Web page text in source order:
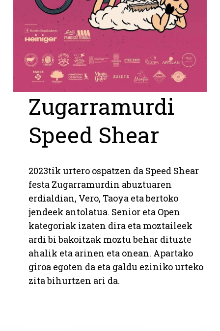
Zugarramurdi
Speed Shear
2023tik urtero ospatzen da Speed Shear
festa Zugarramurdin abuztuaren
erdialdian, Vero, Taoya eta bertoko
jendeek antolatua. Senior eta Open
kategoriak izaten dira eta moztaileek
ardi bi bakoitzak moztu behar dituzte
ahalik eta arinen eta onean. Apartako
giroa egoten da eta galdu eziniko urteko
zita bihurtzen ari da.